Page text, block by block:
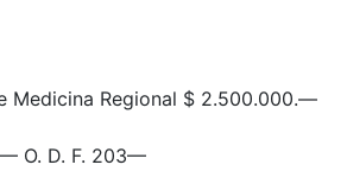
Medicina Regional $ 2.500.000.—
O. D. F. 203—